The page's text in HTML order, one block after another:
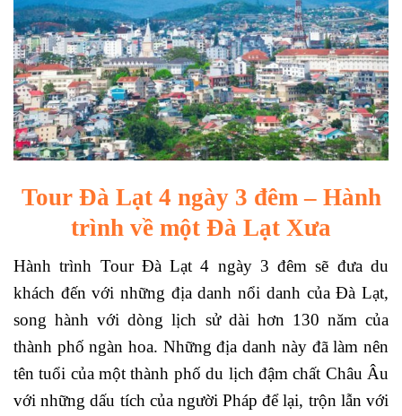
Tour Đà Lạt 4 ngày 3 đêm – Hành
trình về một Đà Lạt Xưa
Hành trình Tour Đà Lạt 4 ngày 3 đêm sẽ đưa du
khách đến với những địa danh nổi danh của Đà Lạt,
song hành với dòng lịch sử dài hơn 130 năm của
thành phố ngàn hoa. Những địa danh này đã làm nên
tên tuổi của một thành phố du lịch đậm chất Châu Âu
với những dấu tích của người Pháp để lại, trộn lẫn với